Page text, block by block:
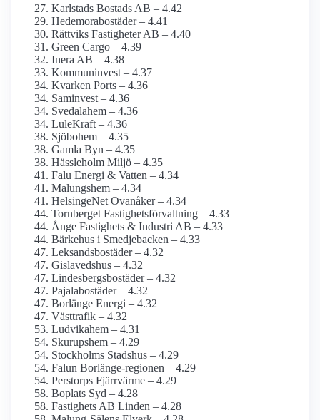
Karlstads Bostads AB – 4.42
Hedemorabostäder – 4.41
Rättviks Fastigheter AB – 4.40
Green Cargo – 4.39
Inera AB – 4.38
Kommuninvest – 4.37
Kvarken Ports – 4.36
Saminvest – 4.36
Svedalahem – 4.36
LuleKraft – 4.36
Sjöbohem – 4.35
Gamla Byn – 4.35
Hässleholm Miljö – 4.35
Falu Energi & Vatten – 4.34
Malungshem – 4.34
HelsingeNet Ovanåker – 4.34
Tornberget Fastighetsförvaltning – 4.33
Ånge Fastighets & Industri AB – 4.33
Bärkehus i Smedjebacken – 4.33
Leksandsbostäder – 4.32
Gislavedshus – 4.32
Lindesbergsbostäder – 4.32
Pajala­bostäder – 4.32
Borlänge Energi – 4.32
Västtrafik – 4.32
Ludvikahem – 4.31
Skurupshem – 4.29
Stockholms Stadshus – 4.29
Falun Borlänge-regionen – 4.29
Perstorps Fjärrvärme – 4.29
Boplats Syd – 4.28
Fastighets AB Linden – 4.28